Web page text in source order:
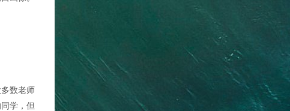
数老师
学，但